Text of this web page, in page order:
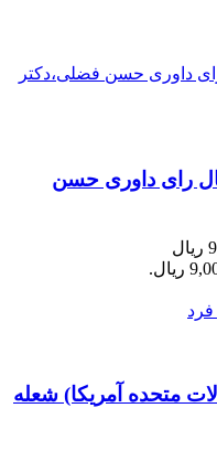
رای داوری حسن
قیمت اصلی: 9,928,000 ریال
متحده آمریکا) شعله